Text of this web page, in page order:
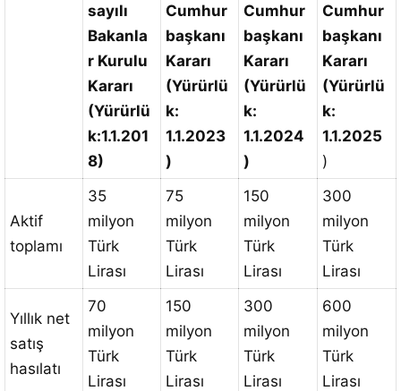
sayılı
Bakanla
r Kurulu
Kararı
(Yürürlü
k:1.1.201
8)
Cumhur
başkanı
Kararı
(Yürürlü
k:
1.1.2023
)
Cumhur
başkanı
Kararı
(Yürürlü
k:
1.1.2024
)
Cumhur
başkanı
Kararı
(Yürürlü
k:
1.1.2025
)
Aktif
toplamı
35
milyon
Türk
Lirası
75
milyon
Türk
Lirası
150
milyon
Türk
Lirası
300
milyon
Türk
Lirası
Yıllık net
satış
hasılatı
70
milyon
Türk
Lirası
150
milyon
Türk
Lirası
300
milyon
Türk
Lirası
600
milyon
Türk
Lirası